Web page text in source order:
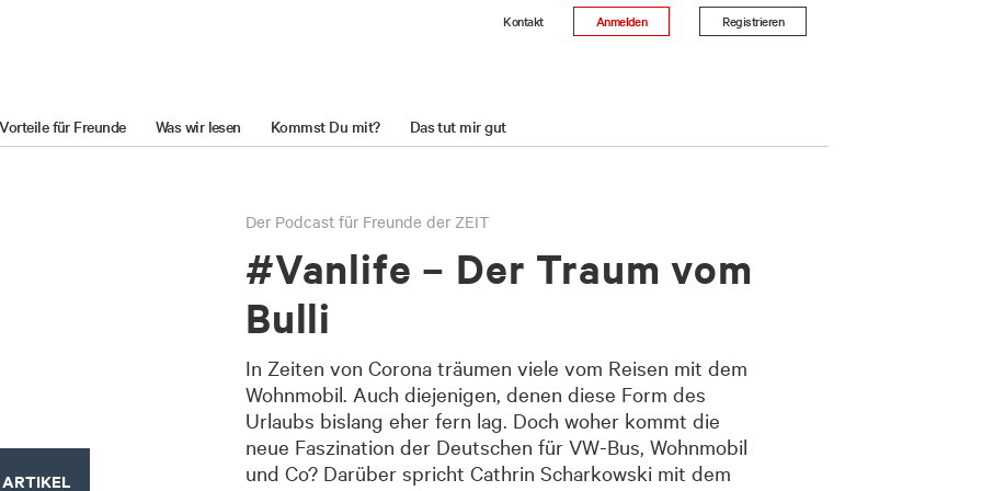
Kontakt Anmelden Registrieren
Vorteile für Freunde Was wir lesen Kommst Du mit? Das tut mir gut
Der Podcast für Freunde der ZEIT
#Vanlife – Der Traum vom
Bulli
In Zeiten von Corona träumen viele vom Reisen mit dem
Wohnmobil. Auch diejenigen, denen diese Form des
Urlaubs bislang eher fern lag. Doch woher kommt die
neue Faszination der Deutschen für VW-Bus, Wohnmobil
und Co? Darüber spricht Cathrin Scharkowski mit dem